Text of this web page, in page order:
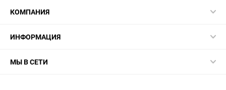
КОМПАНИЯ
ИНФОРМАЦИЯ
МЫ В СЕТИ